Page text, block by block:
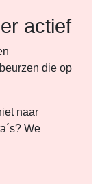
actief
die op
naar
We